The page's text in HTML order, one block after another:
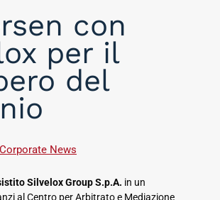
con
per il
del
Corporate News
Silvelox Group S.p.A. in un
al Centro per Arbitrato e Mediazione